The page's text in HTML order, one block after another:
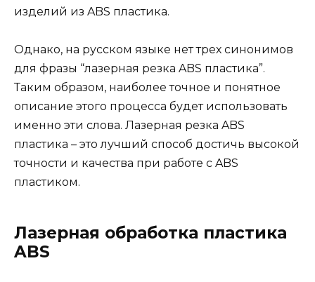
изделий из ABS пластика.
Однако, на русском языке нет трех синонимов
для фразы “лазерная резка ABS пластика”.
Таким образом, наиболее точное и понятное
описание этого процесса будет использовать
именно эти слова. Лазерная резка ABS
пластика – это лучший способ достичь высокой
точности и качества при работе с ABS
пластиком.
Лазерная обработка пластика
ABS